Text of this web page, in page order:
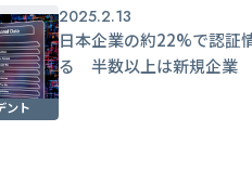
ント
2025.2.13
日本企業の約22%で認証
る 半数以上は新規企業